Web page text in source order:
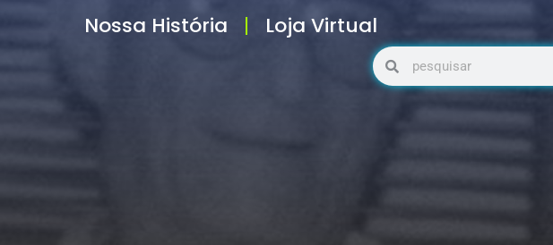
Nossa História
Loja Virtual
Pesquisar